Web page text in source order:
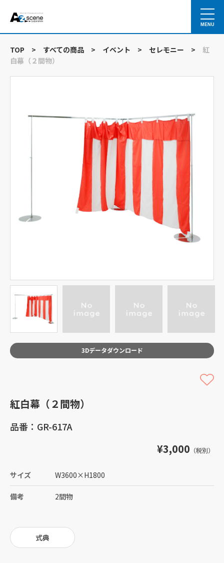
MENU
TOP > すべての商品 > イベント > セレモニー >
紅
白幕（２間物）
3Dデータダウンロード
紅白幕（２間物）
品番：GR-617A
¥3,000 （税別）
サイズ W3600×H1800
備考 2間物
式典